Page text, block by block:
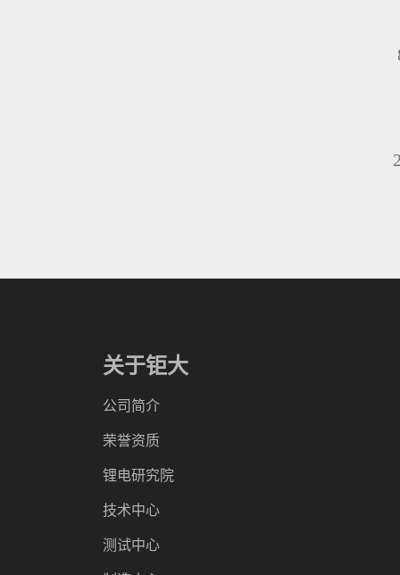
关于钜大
公司简介
荣誉资质
锂电研究院
技术中心
测试中心